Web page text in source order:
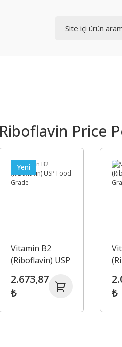
Riboflavin Price
Yeni
Vitamin B2
(Riboflavin) USP
2.673,87
₺
₺